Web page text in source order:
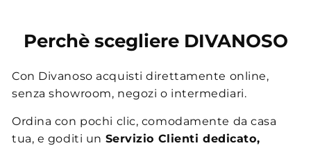
Perchè scegliere DIVANOSO
Con Divanoso acquisti direttamente online,
senza showroom, negozi o intermediari.
Ordina con pochi clic, comodamente da casa
tua, e goditi un Servizio Clienti dedicato,